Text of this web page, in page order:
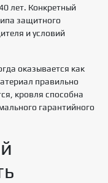
лет. Конкретный
защитного
и условий
оказывается как
правильно
кровля способна
гарантийного